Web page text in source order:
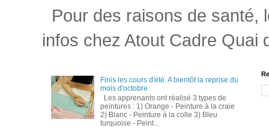
Pour des raisons de santé,
infos chez Atout Cadre Quai
Finis les cours d'été. A bientôt la reprise du
mois d'octobre
Les apprenants ont réalisé 3 types de
peintures : 1) Orange - Peinture à la craie
2) Blanc - Peinture à la colle 3) Bleu
turquoise - Peint...